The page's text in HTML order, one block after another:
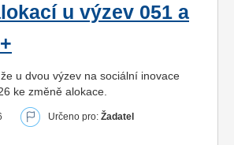
u výzev 051 a
u dvou výzev na sociální inovace
ke změně alokace.
Určeno pro: Žadatel